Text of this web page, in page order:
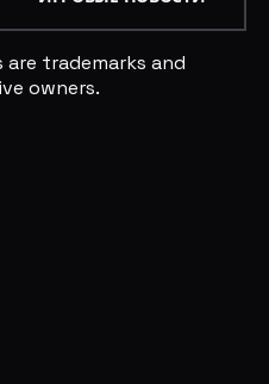
trademarks and
owners.